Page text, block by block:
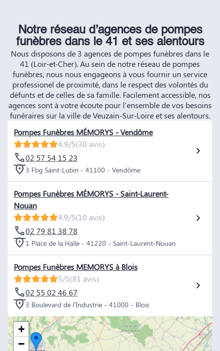
Notre réseau d’agences de pompes
funèbres dans le 41 et ses alentours
Nous disposons de 3 agences de pompes funèbres dans le
41 (Loir-et-Cher). Au sein de notre réseau de pompes
funèbres, nous nous engageons à vous fournir un service
professionel de proximité, dans le respect des volontés du
défunts et de celles de sa famille. Facilement accessible, nos
agences sont à votre écoute pour l'ensemble de vos besoins
funéraires sur la ville de Veuzain-Sur-Loire et ses alentours.
Pompes Funèbres MÉMORYS - Vendôme
4.9/5(30 avis)
02 57 54 15 23
3 Fbg Saint-Lubin - 41100 - Vendôme
Pompes Funèbres MÉMORYS - Saint-Laurent-
Nouan
4.9/5(10 avis)
02 79 81 38 78
1 Place de la Halle - 41220 - Saint-Laurent-Nouan
Pompes Funèbres MEMORYS à Blois
5/5(81 avis)
02 55 02 46 67
3 Boulevard de l'Industrie - 41000 - Blois
+
−